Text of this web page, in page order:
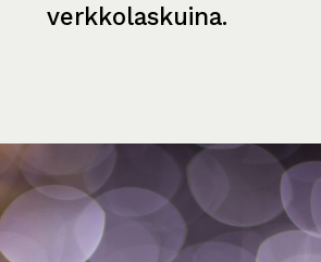
verkkolaskuina.